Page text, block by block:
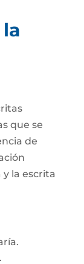
que se
de
la escrita